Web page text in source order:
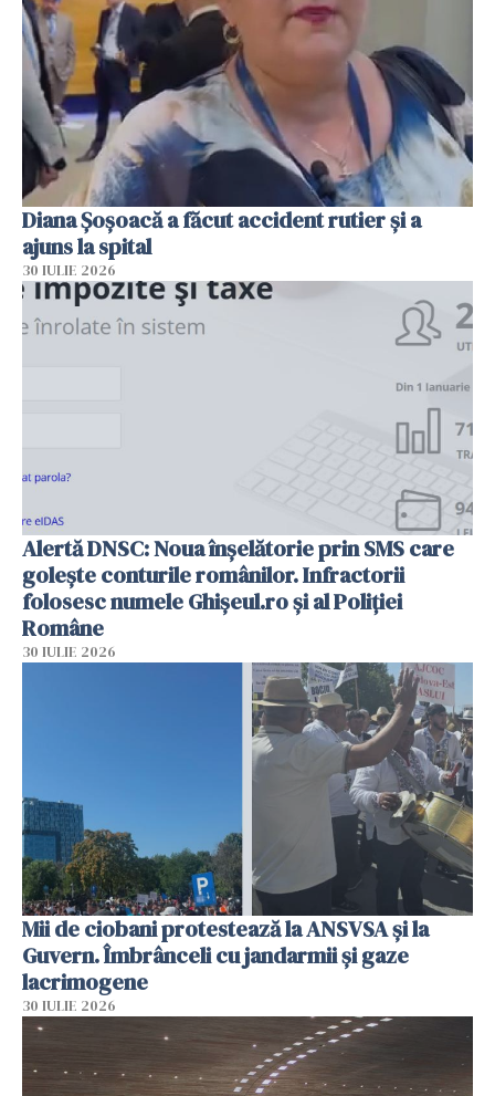
Diana Șoșoacă a făcut accident rutier și a
ajuns la spital
30 IULIE 2026
Alertă DNSC: Noua înșelătorie prin SMS care
golește conturile românilor. Infractorii
folosesc numele Ghișeul.ro și al Poliției
Române
30 IULIE 2026
Mii de ciobani protestează la ANSVSA și la
Guvern. Îmbrânceli cu jandarmii și gaze
lacrimogene
30 IULIE 2026